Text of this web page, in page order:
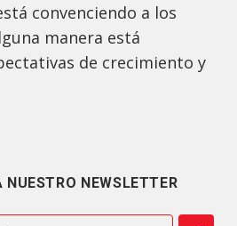
convenciendo a los
manera está
de crecimiento y
NUESTRO NEWSLETTER